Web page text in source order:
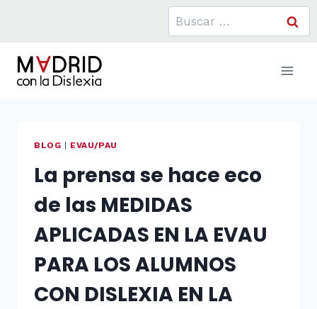
Buscar:
BLOG EVAU/PAU
La prensa se hace eco
de las MEDIDAS
APLICADAS EN LA EVAU
PARA LOS ALUMNOS
CON DISLEXIA EN LA